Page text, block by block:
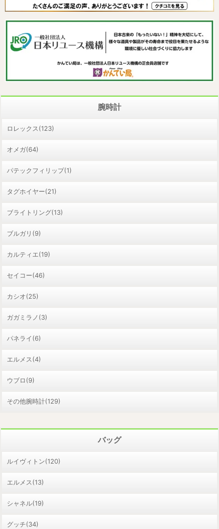
腕時計
ロレックス(123)
オメガ(64)
パテックフィリップ(1)
タグホイヤー(21)
ブライトリング(13)
ブルガリ(9)
カルティエ(19)
セイコー(46)
カシオ(25)
ガガミラノ(3)
パネライ(6)
エルメス(4)
ウブロ(9)
その他腕時計(129)
バッグ
ルイヴィトン(120)
エルメス(13)
シャネル(19)
グッチ(34)